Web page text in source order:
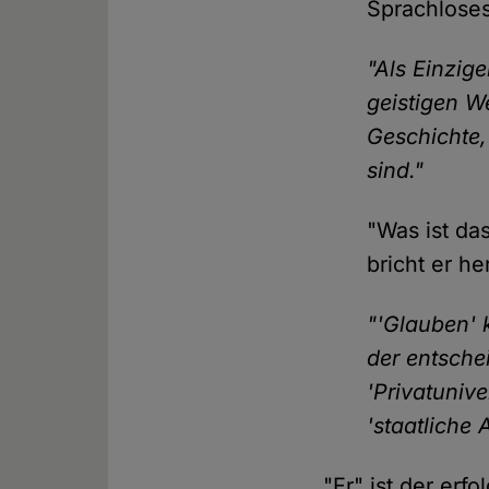
"Als
geistigen
sind."
"Was ist
bricht er
"'Glauben'
der
'staatliche